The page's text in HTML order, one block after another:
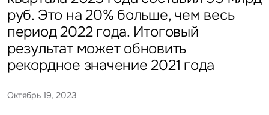
Карьера
Контакты
руб. Это на 20% больше, чем весь
период 2022 года. Итоговый
результат может обновить
рекордное значение 2021 года
Октябрь 19, 2023
Нажимая на кнопку «Отправить», вы даете свое согласие
на обработку и использование вашихперсональных данных
Управление проектами
строительства
Нажимая на кнопку «Отправить», вы даете свое
согласие на обработку и использование ваших
персональных данных